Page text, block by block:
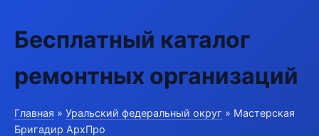
Бесплатный каталог
ремонтных организаций
Главная » Уральский федеральный округ » Мастерская
Бригадир АрхПро